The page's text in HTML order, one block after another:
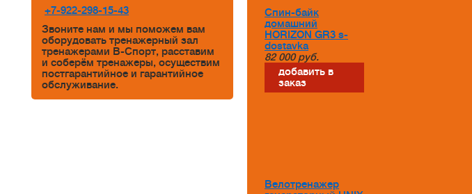
+7-922-298-15-43
Звоните нам и мы поможем вам
оборудовать тренажерный зал
тренажерами В-Спорт, расставим
и соберём тренажеры, осуществим
постгарантийное и гарантийное
обслуживание.
Спин-байк
домашний
HORIZON GR3 s-
dostavka
82 000 руб.
добавить в
заказ
Велотренажер